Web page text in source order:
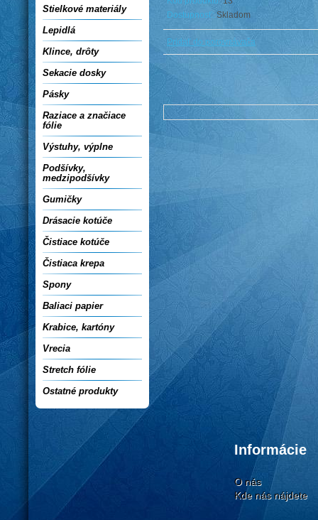
Stielkové materiály
Lepidlá
Klince, drôty
Sekacie dosky
Pásky
Raziace a značiace
fólie
Výstuhy, výplne
Podšívky,
medzipodšívky
Gumičky
Drásacie kotúče
Čistiace kotúče
Čistiaca krepa
Spony
Baliaci papier
Krabice, kartóny
Vrecia
Stretch fólie
Ostatné produkty
Dostupnosť: Skladom
Pridať do porovnávača
Informácie
O nás
Kde nás nájdete